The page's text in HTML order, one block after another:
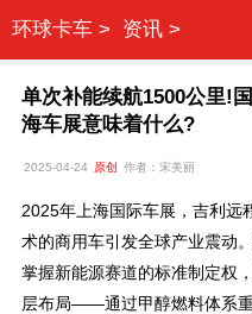
环球卡车 > 资讯 >
单次补能续航1500公里!
海车展意味着什么?
2025-04-24 原创 作者：宋美丽
2025年上海国际车展，吉利远
术的商用车引发全球产业震动
掌握新能源赛道的标准制定权
层布局——通过甲醇燃料体系重